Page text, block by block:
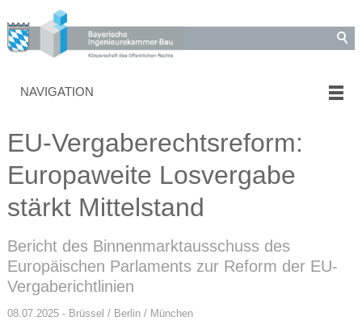
NAVIGATION
EU-Vergaberechtsreform:
Europaweite Losvergabe
stärkt Mittelstand
Bericht des Binnenmarktausschuss des
Europäischen Parlaments zur Reform der EU-
Vergaberichtlinien
08.07.2025 - Brüssel / Berlin / München